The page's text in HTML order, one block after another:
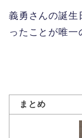
義勇さんの誕生
ったことが唯
まとめ